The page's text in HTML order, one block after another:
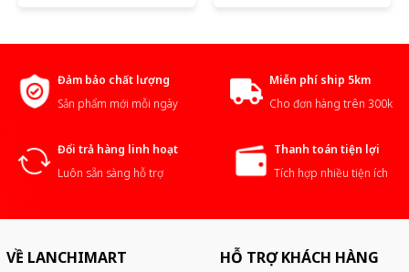
Đảm bảo chất lượng
Sản phẩm mới mỗi ngày
Miễn phí ship 5km
Cho đơn hàng trên 300k
Đổi trả hàng linh hoạt
Luôn sẵn sàng hỗ trợ
Thanh toán tiện lợi
Tích hợp nhiều tiện ích
VỀ LANCHIMART HỖ TRỢ KHÁCH HÀNG